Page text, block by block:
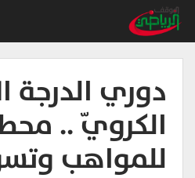
دوري الدرجة
الكرويّ ..
للمواهب